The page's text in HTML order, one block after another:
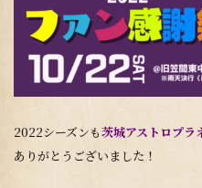
2022シーズンも茨城アストロプラ
ありがとうございました！